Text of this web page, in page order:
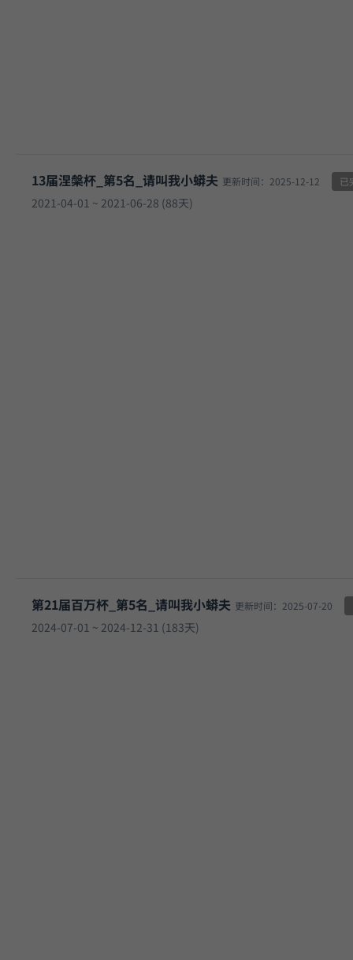
13届涅槃杯_第5名_请叫我小蟒夫 更新时间：2025-12-12 已
2021-04-01 ~ 2021-06-28 (88天)
第21届百万杯_第5名_请叫我小蟒夫 更新时间：2025-07-20
2024-07-01 ~ 2024-12-31 (183天)